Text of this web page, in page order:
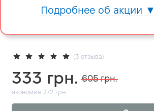
Подробнее об акции ▼
(3 отзыва)
333 грн. 605 грн.
экономия 272 грн.